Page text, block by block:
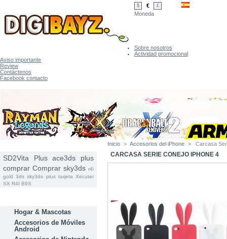
$ € £
Moneda
Sobre nosotros
Actividad promocional
Aviso importante
Review
Contáctenos
Facebook contacto
SD2Vita Plus ace3ds plus
comprar Comprar sky3ds r4i
gold 3ds sky3ds plus tarjeta Xecuter
SX R4I B9S
Hogar & Mascotas
Accesorios de Móviles
Android
Inicio > Accesorios del iPhone > Carcasa
CARCASA SERIE CONEJO IPHONE 4